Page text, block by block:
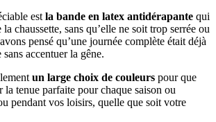
estla bande en latex antidérapante qui
chaussette, sans qu’elle ne soit trop serrée ou
pensé qu’une journée complète était déjà
accentuer la gêne.
un large choix de couleurs pour que
la tenue parfaite pour chaque saison ou
pendant vos loisirs, quelle que soit votre